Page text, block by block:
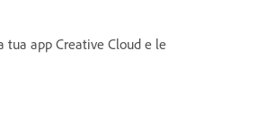
tua app Creative Cloud e le